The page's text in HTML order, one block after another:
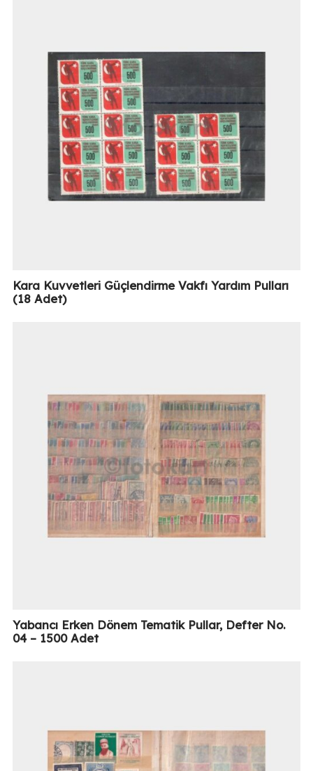
Kara Kuvvetleri Güçlendirme Vakfı Yardım Pulları
(18 Adet)
Yabancı Erken Dönem Tematik Pullar, Defter No.
04 – 1500 Adet